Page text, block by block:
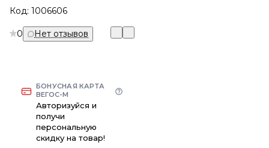
Код: 1006606
0 Нет отзывов
БОНУСНАЯ КАРТА
ВЕГОС-М
Авторизуйся и
получи
персональную
скидку на товар!